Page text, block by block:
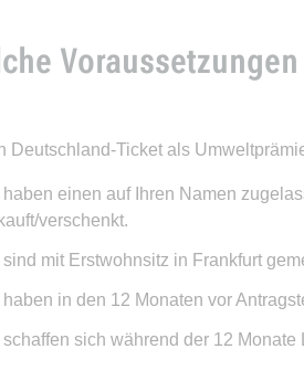
Deutschland-Ticket als
haben einen auf Ihren Namen
verschenkt.
sind mit Erstwohnsitz in Frankfurt
haben in den 12 Monaten vor
schaffen sich während der 12